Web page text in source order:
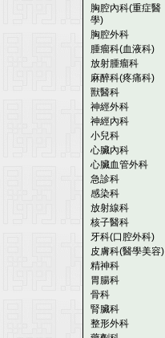
胸腔內科(重症醫
學)
胸腔外科
腫瘤科(血液科)
放射腫瘤科
麻醉科(疼痛科)
獸醫科
神經外科
神經內科
小兒科
心臟內科
心臟血管外科
急診科
感染科
放射線科
核子醫科
牙科(口腔外科)
皮膚科(醫學美容)
精神科
胃腸科
骨科
腎臟科
整形外科